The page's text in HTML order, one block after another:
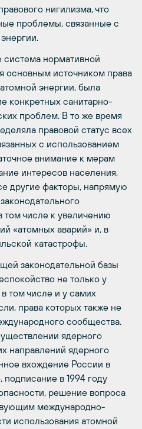
нигилизма, что
проблемы, связанные с
нормативной
основным источником права
энергии, была
конкретных санитарно-
проблем. В то же время
правовой статус всех
с использованием
внимание к мерам
интересов населения,
другие факторы, напрямую
том числе к увеличению
«атомных аварий» и, в
катастрофы.
законодательной базы
не только у
том числе и у самих
права которых также не
сообщества.
ядерного
направлений ядерного
вхождение России в
в 1994 году
решение вопроса
международно-
использования атомной